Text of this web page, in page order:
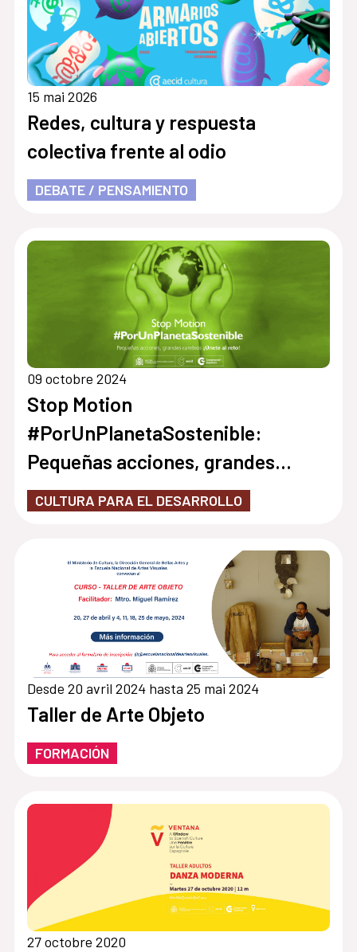
15 mai 2026
Redes, cultura y respuesta
colectiva frente al odio
DEBATE / PENSAMIENTO
09 octobre 2024
Stop Motion
#PorUnPlanetaSostenible:
Pequeñas acciones, grandes
cambios ¡Únete al reto!
CULTURA PARA EL DESARROLLO
Desde 20 avril 2024 hasta 25 mai 2024
Taller de Arte Objeto
FORMACIÓN
27 octobre 2020